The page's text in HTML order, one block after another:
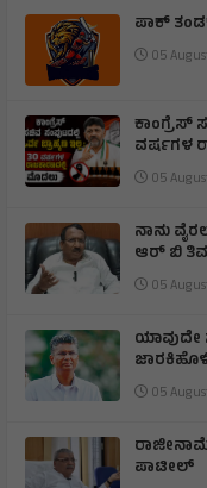
ಪಾಕ್
05
ಕಾಂಗ್ರೆಸ್
ವರ್ಷಗಳ
05
ನಾನು
ಆರ್ ಬಿ
05
05
ಪಾಟೀಲ್